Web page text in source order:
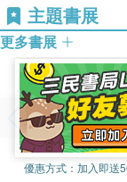
resulting volume is
archaeologists and
makers and
主題書展
更多書展
優惠方式： 加入即送